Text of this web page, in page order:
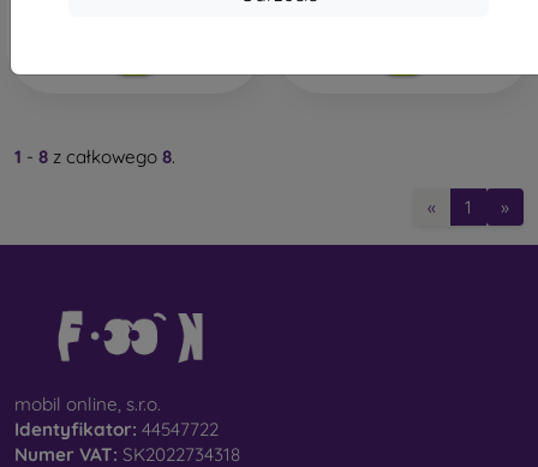
Materiał z recyklingu
telefony komórkowe są wykonane z materiałów
pochodzących z recyklingu, dzięki czemu mogą
rozkładać się w 100% w naturze. Troska o środowisko
W naszym sklepie internetowym FOON można znaleźć
dziesiątki interesujących pokrowców na telefony
wybierz swój.
1 - 8 z całkowego 8.
« 1 »
mobil online, s.r.o.
Identyfikator: 44547722
Numer VAT: SK2022734318